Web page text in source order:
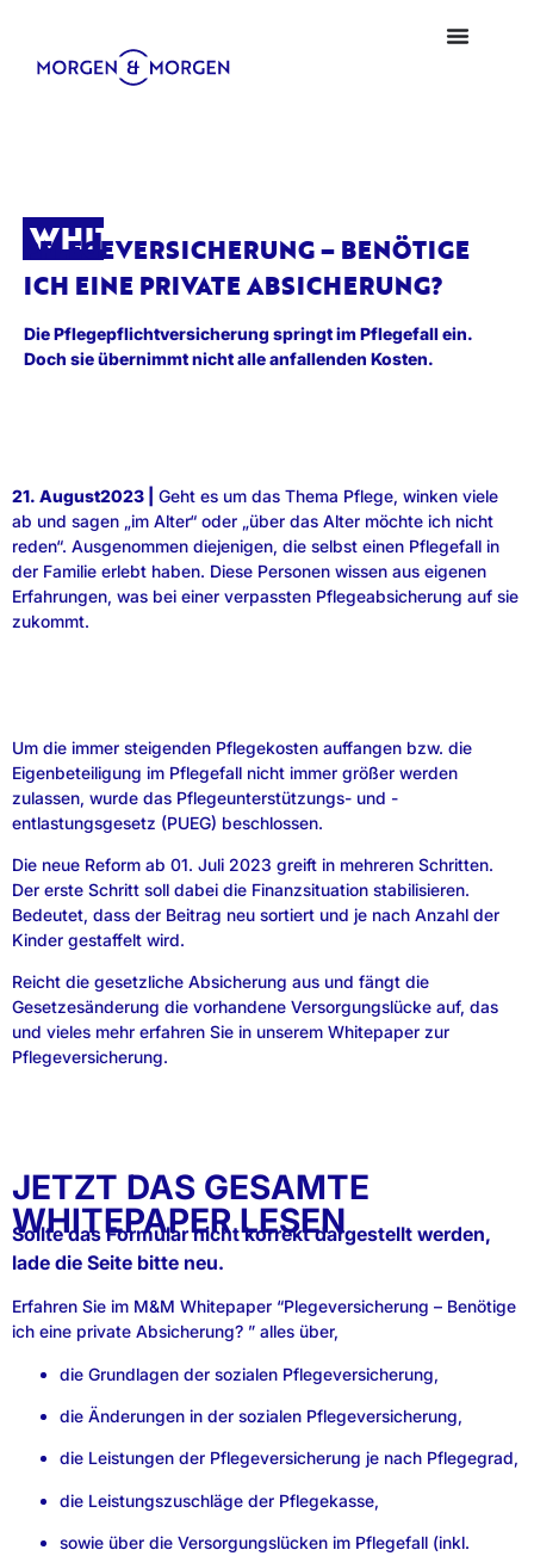
WHITEPAPER
PFLEGEVERSICHERUNG – BENÖTIGE
ICH EINE PRIVATE ABSICHERUNG?
Die Pflegepflichtversicherung springt im Pflegefall ein.
Doch sie übernimmt nicht alle anfallenden Kosten.
21. August2023 |
Geht es um das Thema Pflege, winken viele
ab und sagen „im Alter“ oder „über das Alter möchte ich nicht
reden“. Ausgenommen diejenigen, die selbst einen Pflegefall in
der Familie erlebt haben. Diese Personen wissen aus eigenen
Erfahrungen, was bei einer verpassten Pflegeabsicherung auf sie
zukommt.
Um die immer steigenden Pflegekosten auffangen bzw. die
Eigenbeteiligung im Pflegefall nicht immer größer werden
zulassen, wurde das Pflegeunterstützungs- und -
entlastungsgesetz (PUEG) beschlossen.
Die neue Reform ab 01. Juli 2023 greift in mehreren Schritten.
Der erste Schritt soll dabei die Finanzsituation stabilisieren.
Bedeutet, dass der Beitrag neu sortiert und je nach Anzahl der
Kinder gestaffelt wird.
Reicht die gesetzliche Absicherung aus und fängt die
Gesetzesänderung die vorhandene Versorgungslücke auf, das
und vieles mehr erfahren Sie in unserem Whitepaper zur
Pflegeversicherung.
JETZT DAS GESAMTE
WHITEPAPER LESEN
Sollte das Formular nicht korrekt dargestellt werden,
lade die Seite bitte neu.
Erfahren Sie im M&M Whitepaper “Plegeversicherung – Benötige
ich eine private Absicherung? ” alles über,
die Grundlagen der sozialen Pflegeversicherung,
die Änderungen in der sozialen Pflegeversicherung,
die Leistungen der Pflegeversicherung je nach Pflegegrad,
die Leistungszuschläge der Pflegekasse,
sowie über die Versorgungslücken im Pflegefall (inkl.